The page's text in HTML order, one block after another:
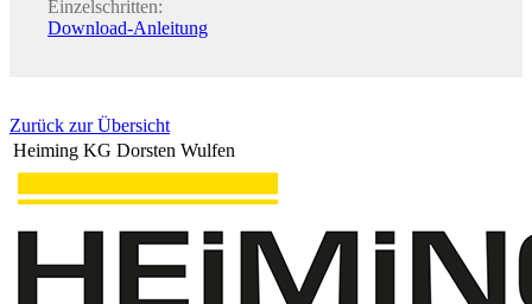
Einzelschritten:
Download-Anleitung
Zurück zur Übersicht
Heiming KG Dorsten Wulfen